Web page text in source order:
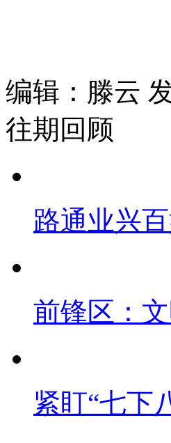
编辑：滕云
往期回顾
路通业兴
前锋区：
紧盯“七下